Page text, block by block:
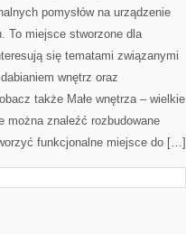
pomysłów na urządzenie
To miejsce stworzone dla
się tematami związanymi
wnętrz oraz
także Małe wnętrza – wielkie
można znaleźć rozbudowane
funkcjonalne miejsce do […]